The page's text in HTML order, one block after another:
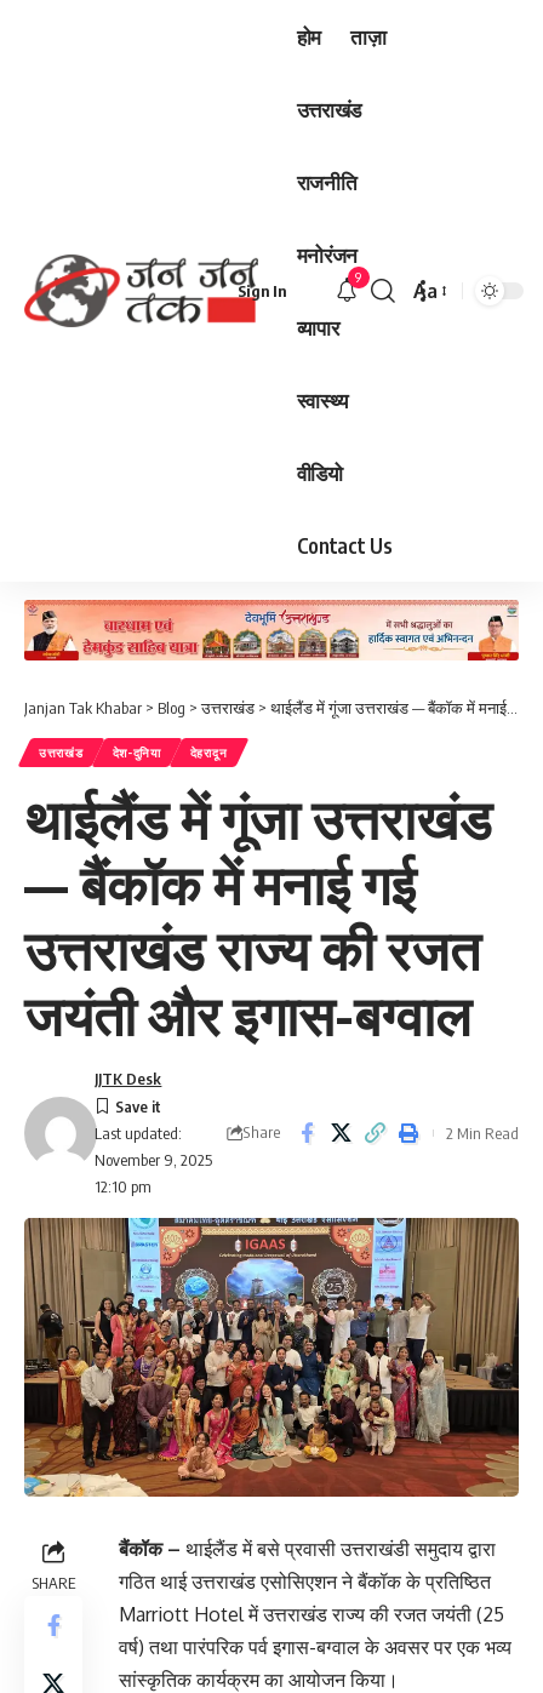
होम ताज़ा
उत्तराखंड
राजनीति
मनोरंजन
व्यापार
स्वास्थ्य
वीडियो
Contact Us
Sign In
9
Font
Aa
Janjan Tak Khabar > Blog >उत्तराखंड > थाईलैंड में गूंजा उत्तराखंड — बैंकॉक में मनाई गई उत्तराखंड राज्य की रजत जयंती और इगास-बग्वाल
उत्तराखंड देश-दुनिया देहरादून
थाईलैंड में गूंजा उत्तराखंड
— बैंकॉक में मनाई गई
उत्तराखंड राज्य की रजत
जयंती और इगास-बग्वाल
Last updated:
November 9, 2025
12:10 pm
JJTK Desk
Share 2 Min Read
SHARE
बैंकॉक – थाईलैंड में बसे प्रवासी उत्तराखंडी समुदाय द्वारा
गठित थाई उत्तराखंड एसोसिएशन ने बैंकॉक के प्रतिष्ठित
Marriott Hotel में उत्तराखंड राज्य की रजत जयंती (25
वर्ष) तथा पारंपरिक पर्व इगास-बग्वाल के अवसर पर एक भव्य
सांस्कृतिक कार्यक्रम का आयोजन किया।